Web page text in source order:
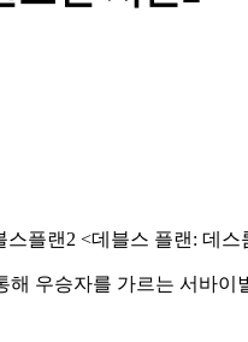
플랜2 <데블스 플랜: 데
우승자를 가르는 서바